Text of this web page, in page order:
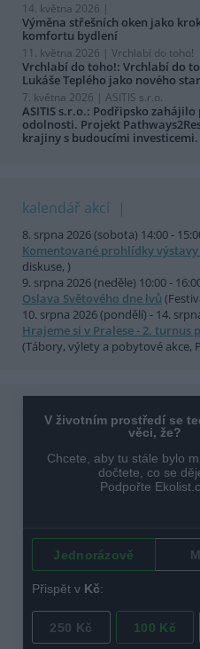
14. května 2026 |
Výměna střešních oken jako
komfortu bydlení
11. května 2026 | Vrchlabí do toho!
Vrchlabí do toho!: Vrchlabí do
Lukáše Teplého jako nového
7. května 2026 | ASITIS s.r.o.
ASITIS s.r.o.: Podřipsko
odolnosti. Projekt
krajiny s budoucími investicemi.
kalendář akcí
8. srpna 2026 (sobota) 14:00 -
Komentované prohlídky
diskuse, )
9. srpna 2026 (neděle) 10:00 -
Oslava Světového dne lvů
10. srpna 2026 (pondělí) - 14.
Hrajeme si v Pralese - 2.
(Tábory, výlety a pobytové akce,